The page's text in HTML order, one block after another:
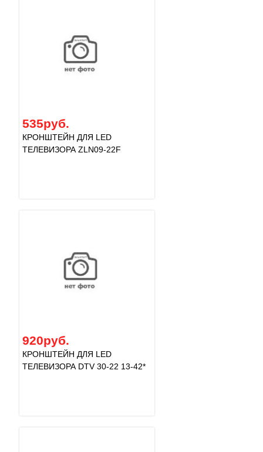
535руб.
КРОНШТЕЙН ДЛЯ LED
ТЕЛЕВИЗОРА ZLN09-22F
920руб.
КРОНШТЕЙН ДЛЯ LED
ТЕЛЕВИЗОРА DTV 30-22 13-42*